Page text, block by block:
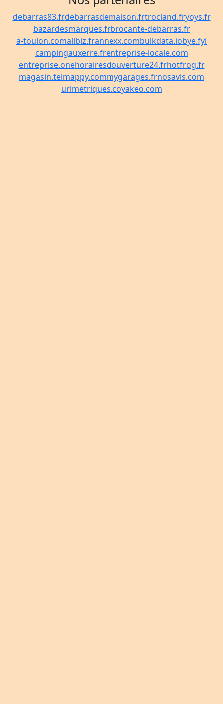
debarras83.frdebarrasdemaison.frtrocland.fryoys.fr
bazardesmarques.frbrocante-debarras.fr
a-toulon.comallbiz.frannexx.combulkdata.iobye.fyi
campingauxerre.frentreprise-locale.com
entreprise.onehorairesdouverture24.frhotfrog.fr
magasin.telmappy.commygarages.frnosavis.com
urlmetriques.coyakeo.com